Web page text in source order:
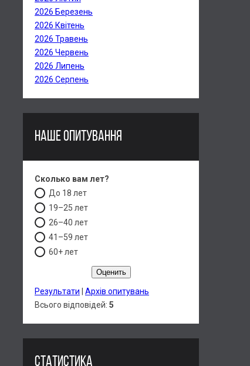
2026 Березень
2026 Квітень
2026 Травень
2026 Червень
2026 Липень
2026 Серпень
НАШЕ ОПИТУВАННЯ
Сколько вам лет?
До 18 лет
19–25 лет
26–40 лет
41–59 лет
60+ лет
Результати
Архів опитувань
Всього відповідей: 5
СТАТИСТИКА